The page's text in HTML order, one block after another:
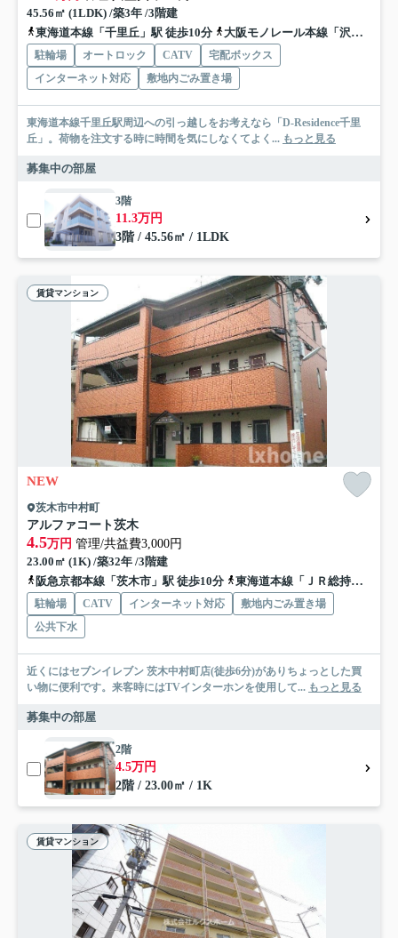
45.56㎡ (1LDK) /築3年 /3階建
東海道本線「千里丘」駅 徒歩10分
大阪モノレール本線「沢良宜」駅 徒歩15分
駐輪場 オートロック CATV
宅配ボックス
インターネット対応
敷地内ごみ置き場
東海道本線千里丘駅周辺への引っ越しをお考えなら「D-Residence千里
丘」。荷物を注文する時に時間を気にしなくてよく... もっと見る
募集中の部屋
3階
11.3万円
3階 / 45.56㎡ / 1LDK
賃貸マンション
NEW
茨木市中村町
アルファコート茨木
4.5万円 管理/共益費3,000円
23.00㎡ (1K) /築32年 /3階建
阪急京都本線「茨木市」駅 徒歩10分
東海道本線「ＪＲ総持寺」駅 徒歩17分
駐輪場 CATV インターネット対応
敷地内ごみ置き場
公共下水
近くにはセブンイレブン 茨木中村町店(徒歩6分)がありちょっとした買
い物に便利です。来客時にはTVインターホンを使用して... もっと見る
募集中の部屋
2階
4.5万円
2階 / 23.00㎡ / 1K
賃貸マンション